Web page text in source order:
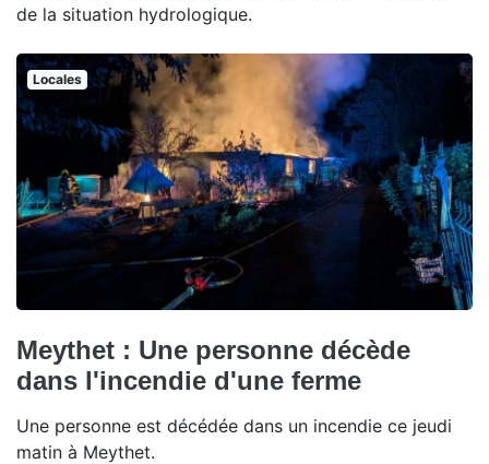
de la situation hydrologique.
Locales
Meythet : Une personne décède
dans l'incendie d'une ferme
Une personne est décédée dans un incendie ce jeudi
matin à Meythet.